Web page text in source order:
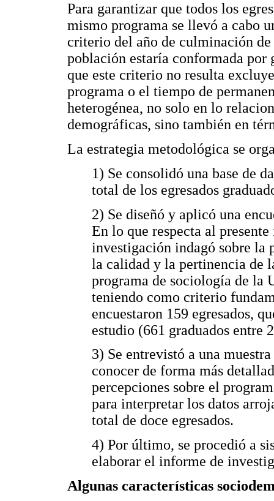
Para garantizar que todos los
mismo programa se llevó a cabo
criterio del año de culminación
población estaría conformada por
que este criterio no resulta
programa o el tiempo de
heterogénea, no solo en lo
demográficas, sino también en
La estrategia metodológica se
1) Se consolidó una base de
total de los egresados
2) Se diseñó y aplicó una
En lo que respecta al
investigación indagó sobre la
la calidad y la pertinencia de
programa de sociología de la
teniendo como criterio
encuestaron 159 egresados,
estudio (661 graduados entre
3) Se entrevistó a una
conocer de forma más
percepciones sobre el
para interpretar los datos
total de doce egresados.
4) Por último, se procedió a
elaborar el informe de
Algunas características